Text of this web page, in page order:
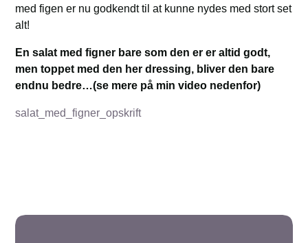
med figen er nu godkendt til at kunne nydes med stort set
alt!
En salat med figner bare som den er er altid godt,
men toppet med den her dressing, bliver den bare
endnu bedre…(se mere på min video nedenfor)
salat_med_figner_opskrift